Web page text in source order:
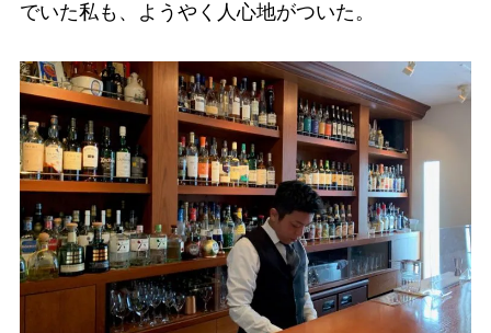
でいた私も、ようやく人心地がついた。